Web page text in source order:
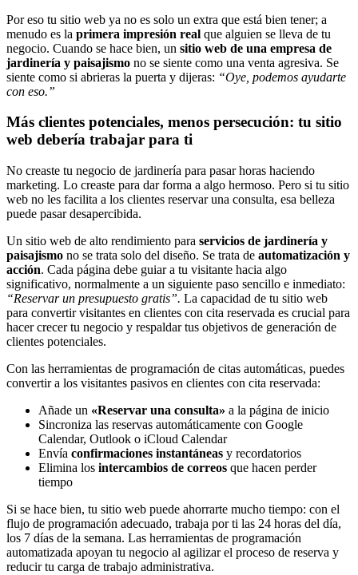
Por eso tu sitio web ya no es solo un extra que está bien tener; a
menudo es la primera impresión real que alguien se lleva de tu
negocio. Cuando se hace bien, un sitio web de una empresa de
jardinería y paisajismo no se siente como una venta agresiva. Se
siente como si abrieras la puerta y dijeras: “Oye, podemos ayudarte
con eso.”
Más clientes potenciales, menos persecución: tu sitio
web debería trabajar para ti
No creaste tu negocio de jardinería para pasar horas haciendo
marketing. Lo creaste para dar forma a algo hermoso. Pero si tu sitio
web no les facilita a los clientes reservar una consulta, esa belleza
puede pasar desapercibida.
Un sitio web de alto rendimiento para servicios de jardinería y
paisajismo no se trata solo del diseño. Se trata de automatización y
acción. Cada página debe guiar a tu visitante hacia algo
significativo, normalmente a un siguiente paso sencillo e inmediato:
“Reservar un presupuesto gratis”. La capacidad de tu sitio web
para convertir visitantes en clientes con cita reservada es crucial para
hacer crecer tu negocio y respaldar tus objetivos de generación de
clientes potenciales.
Con las herramientas de programación de citas automáticas, puedes
convertir a los visitantes pasivos en clientes con cita reservada:
Añade un «Reservar una consulta» a la página de inicio
Sincroniza las reservas automáticamente con Google
Calendar, Outlook o iCloud Calendar
Envía confirmaciones instantáneas y recordatorios
Elimina los intercambios de correos que hacen perder
tiempo
Si se hace bien, tu sitio web puede ahorrarte mucho tiempo: con el
flujo de programación adecuado, trabaja por ti las 24 horas del día,
los 7 días de la semana. Las herramientas de programación
automatizada apoyan tu negocio al agilizar el proceso de reserva y
reducir tu carga de trabajo administrativa.